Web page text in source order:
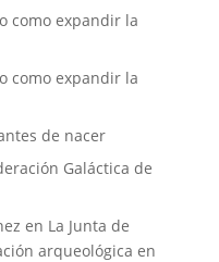
como expandir la
como expandir la
de nacer
Galáctica de
en La Junta de
arqueológica en